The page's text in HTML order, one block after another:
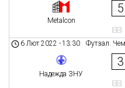
Metalcon
5
Футзал.
6 Лют 2022 -13:30
Надежда ЗНУ
3